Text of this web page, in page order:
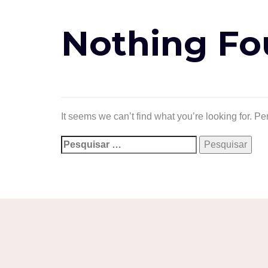
Nothing
It seems we can’t find what you’re looking for.